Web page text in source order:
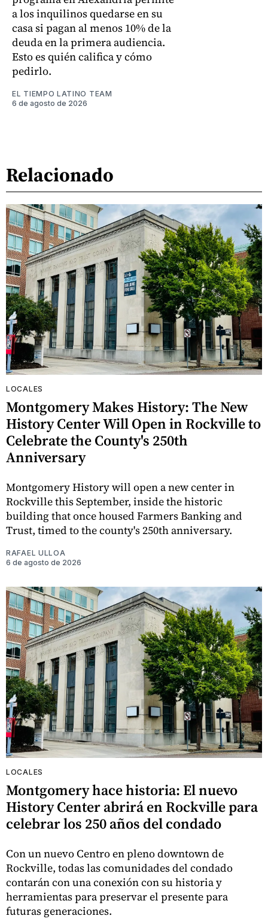
a los inquilinos quedarse en su
casa si pagan al menos 10% de la
deuda en la primera audiencia.
Esto es quién califica y cómo
pedirlo.
EL TIEMPO LATINO TEAM
6 de agosto de 2026
Relacionado
LOCALES
Montgomery Makes History: The New
History Center Will Open in Rockville to
Celebrate the County's 250th
Anniversary
Montgomery History will open a new center in
Rockville this September, inside the historic
building that once housed Farmers Banking and
Trust, timed to the county's 250th anniversary.
RAFAEL ULLOA
6 de agosto de 2026
LOCALES
Montgomery hace historia: El nuevo
History Center abrirá en Rockville para
celebrar los 250 años del condado
Con un nuevo Centro en pleno downtown de
Rockville, todas las comunidades del condado
contarán con una conexión con su historia y
herramientas para preservar el presente para
futuras generaciones.